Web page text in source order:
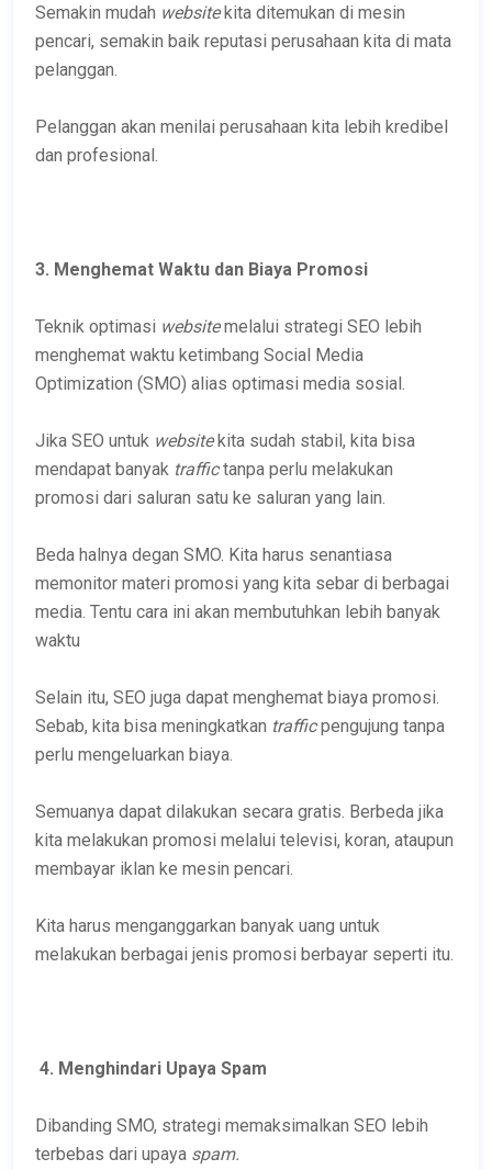
Semakin mudah websitekita ditemukan di mesin
pencari, semakin baik reputasi perusahaan kita di mata
pelanggan.
Pelanggan akan menilai perusahaan kita lebih kredibel
dan profesional.
3. Menghemat Waktu dan Biaya Promosi
Teknik optimasi websitemelalui strategi SEO lebih
menghemat waktu ketimbang Social Media
Optimization (SMO) alias optimasi media sosial.
Jika SEO untuk websitekita sudah stabil, kita bisa
mendapat banyak traffictanpa perlu melakukan
promosi dari saluran satu ke saluran yang lain.
Beda halnya degan SMO. Kita harus senantiasa
memonitor materi promosi yang kita sebar di berbagai
media. Tentu cara ini akan membutuhkan lebih banyak
waktu
Selain itu, SEO juga dapat menghemat biaya promosi.
Sebab, kita bisa meningkatkan trafficpengujung tanpa
perlu mengeluarkan biaya.
Semuanya dapat dilakukan secara gratis. Berbeda jika
kita melakukan promosi melalui televisi, koran, ataupun
membayar iklan ke mesin pencari.
Kita harus menganggarkan banyak uang untuk
melakukan berbagai jenis promosi berbayar seperti itu.
4. Menghindari Upaya Spam
Dibanding SMO, strategi memaksimalkan SEO lebih
terbebas dari upaya spam.